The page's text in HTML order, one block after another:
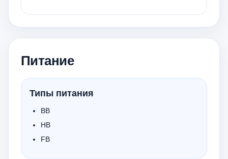
Питание
Типы питания
BB
HB
FB